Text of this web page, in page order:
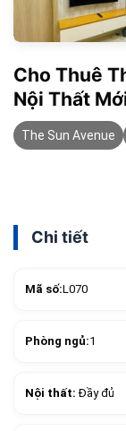
Cho Thuê
Nội Thất
The Sun Avenue
Chi tiết
Mã số:L070
Phòng ngủ:1
Nội thất:Đầy đủ